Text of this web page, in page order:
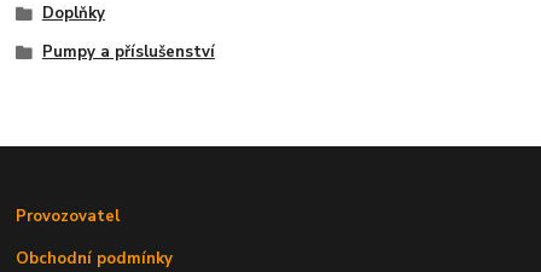
Doplňky
Pumpy a příslušenství
Provozovatel
Obchodní podmínky